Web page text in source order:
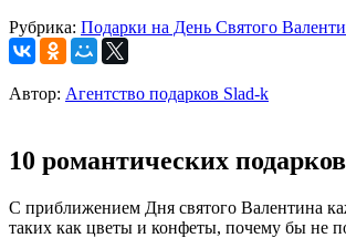
Рубрика: Подарки на День Святого
Автор: Агентство подарков Slad-k
10 романтических
С приближением Дня святого Валентина
таких как цветы и конфеты, почему бы не